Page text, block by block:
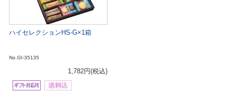
ハイセレクションHS-G×1箱
No.GI-35135
1,782円(税込)